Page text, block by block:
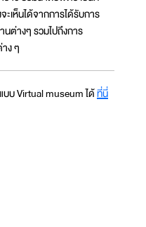
ะเห็นได้จากการได้รับการ
ต่างๆ รวมไปถึงการ
ง ๆ
บ Virtual museum ได้ที่นี่